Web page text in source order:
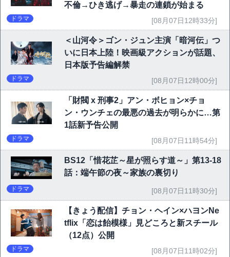
不倫→ひき逃げ→暴走の連鎖が始まる
ドラマ [08月07日12時33分]
＜山河令＞ゴン・ジュン主演「暗河伝」つ
いに日本上陸！映画級アクションが話題、
日本版予告編解禁
ドラマ [08月07日12時00分]
「財閥 x 刑事2」アン・ボヒョン×チョ
ン・ウンチェの最悪の過去が明らかに…第
1話新予告公開
ドラマ [08月07日11時54分]
BS12「惜花芷～星が照らす道～」第13-18
話：端午節の夜～家族の裏切り
ドラマ [08月07日11時30分]
【きょう配信】チョン・ヘイン×ハヨンNe
tflix「恋は飴模様」見どころと新スチール
（12点）公開
ドラマ [08月07日11時02分]